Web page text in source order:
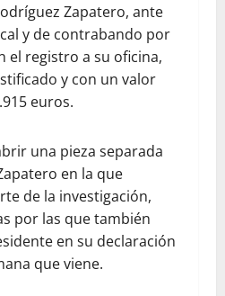
Zapatero, ante
y de contrabando por
el registro a su oficina,
y con un valor
euros.
una pieza separada
en la que
de la investigación,
por las que también
en su declaración
que viene.